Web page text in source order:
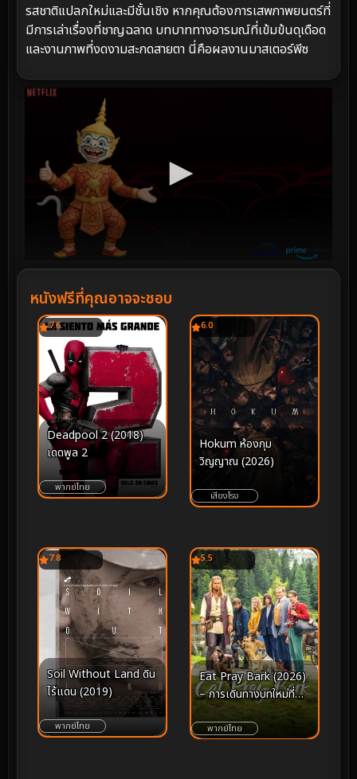
รสชาติแปลกใหม่และมีชั้นเชิง หากคุณต้องการเสพภาพยนตร์ที่
มีการเล่าเรื่องที่ชาญฉลาด บทบาททางอารมณ์ที่เข้มข้นดุเดือด
และงานภาพที่งดงามสะกดสายตา นี่คือผลงานมาสเตอร์พีซ
หนังฟรีที่คุณอาจจะชอบ
7.6
Deadpool 2 (2018)
เดดพูล 2
พากย์ไทย
6.0
Hokum ห้องกุม
วิญญาณ (2026)
เสียงโรง
7.8
Soil Without Land ดิน
ไร้แดน (2019)
พากย์ไทย
5.5
Eat Pray Bark (2026)
– การเดินทางบทใหม่ที่
พิสูจน์ว่า “ความรักไร้
เสียง” คือการเยียวยาที่ดี
พากย์ไทย